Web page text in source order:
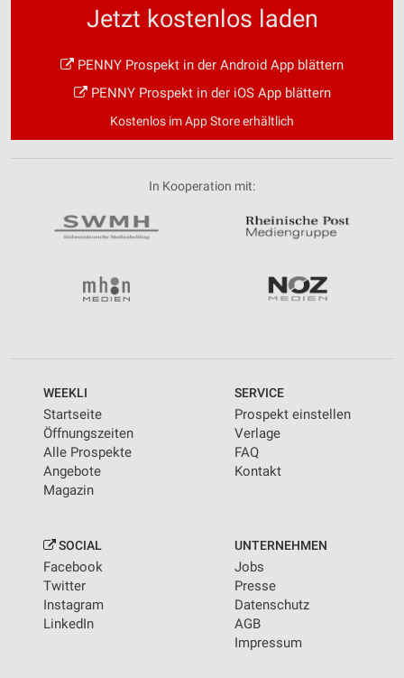
Jetzt kostenlos laden
PENNY Prospekt in der Android App blättern
PENNY Prospekt in der iOS App blättern
Kostenlos im App Store erhältlich
In Kooperation mit:
WEEKLI
Startseite
Öffnungszeiten
Alle Prospekte
Angebote
Magazin
SERVICE
Prospekt einstellen
Verlage
FAQ
Kontakt
SOCIAL
Facebook
Twitter
Instagram
LinkedIn
UNTERNEHMEN
Jobs
Presse
Datenschutz
AGB
Impressum